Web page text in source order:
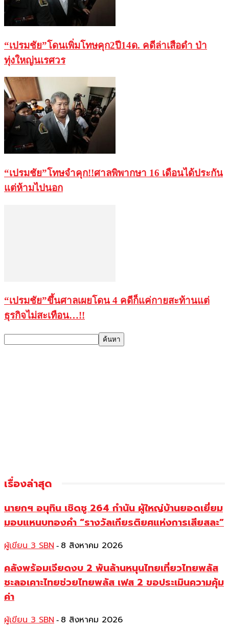
“เปรมชัย”โดนเพิ่มโทษคุก2ปี14ด. คดีล่าเสือดำ ป่า
ทุ่งใหญ่นเรศวร
“เปรมชัย”โทษจำคุก!!ศาลพิพากษา 16 เดือนได้ประกัน
แต่ห้ามไปนอก
“เปรมชัย”ขึ้นศาลเผยโดน 4 คดีก็แค่กายสะท้านแต่
ธุรกิจไม่สะเทือน…!!
เรื่องล่าสุด
นายกฯ อนุทิน เชิดชู 264 กำนัน ผู้ใหญ่บ้านยอดเยี่ยม
มอบแหนบทองคำ “รางวัลเกียรติยศแห่งการเสียสละ”
ผู้เขียน 3 SBN - 8 สิงหาคม 2026
คลังพร้อมเจียดงบ 2 พันล้านหนุนไทยเที่ยวไทยพลัส
ชะลอเคาะไทยช่วยไทยพลัส เฟส 2 ขอประเมินความคุ้ม
ค่า
ผู้เขียน 3 SBN - 8 สิงหาคม 2026